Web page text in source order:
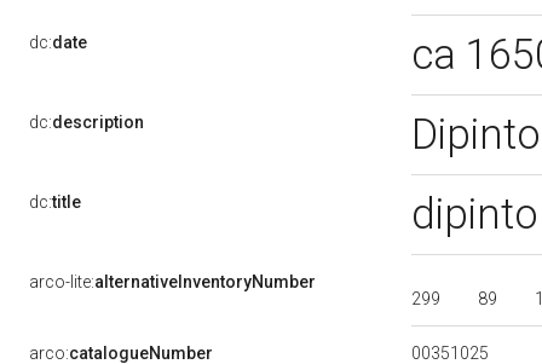
dc:date ca
dc:description
dc:title
arco-lite:alternativeInventoryNumber
299
89
arco:catalogueNumber 00351025